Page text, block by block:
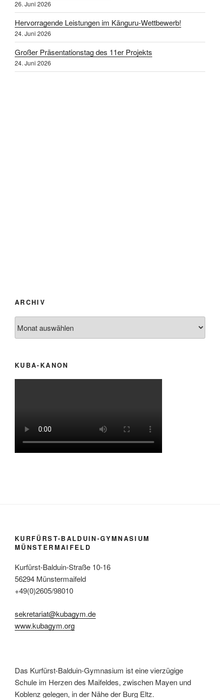
26. Juni 2026
Hervorragende Leistungen im Känguru-Wettbewerb!
24. Juni 2026
Großer Präsentationstag des 11er Projekts
24. Juni 2026
ARCHIV
KUBA-KANON
KURFÜRST-BALDUIN-GYMNASIUM
MÜNSTERMAIFELD
Kurfürst-Balduin-Straße 10-16
56294 Münstermaifeld
+49(0)2605/98010
sekretariat@kubagym.de
www.kubagym.org
Das Kurfürst-Balduin-Gymnasium ist eine vierzügige
Schule im Herzen des Maifeldes, zwischen Mayen und
Koblenz gelegen, in der Nähe der Burg Eltz.